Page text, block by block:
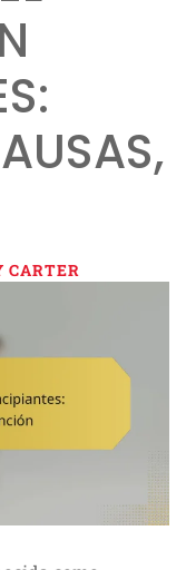
CARTER